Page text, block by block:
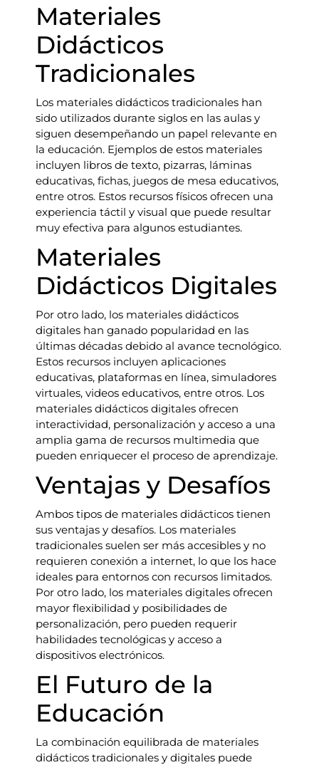
Materiales
Didácticos
Tradicionales
Los materiales didácticos tradicionales han
sido utilizados durante siglos en las aulas y
siguen desempeñando un papel relevante en
la educación. Ejemplos de estos materiales
incluyen libros de texto, pizarras, láminas
educativas, fichas, juegos de mesa educativos,
entre otros. Estos recursos físicos ofrecen una
experiencia táctil y visual que puede resultar
muy efectiva para algunos estudiantes.
Materiales
Didácticos Digitales
Por otro lado, los materiales didácticos
digitales han ganado popularidad en las
últimas décadas debido al avance tecnológico.
Estos recursos incluyen aplicaciones
educativas, plataformas en línea, simuladores
virtuales, videos educativos, entre otros. Los
materiales didácticos digitales ofrecen
interactividad, personalización y acceso a una
amplia gama de recursos multimedia que
pueden enriquecer el proceso de aprendizaje.
Ventajas y Desafíos
Ambos tipos de materiales didácticos tienen
sus ventajas y desafíos. Los materiales
tradicionales suelen ser más accesibles y no
requieren conexión a internet, lo que los hace
ideales para entornos con recursos limitados.
Por otro lado, los materiales digitales ofrecen
mayor flexibilidad y posibilidades de
personalización, pero pueden requerir
habilidades tecnológicas y acceso a
dispositivos electrónicos.
El Futuro de la
Educación
La combinación equilibrada de materiales
didácticos tradicionales y digitales puede